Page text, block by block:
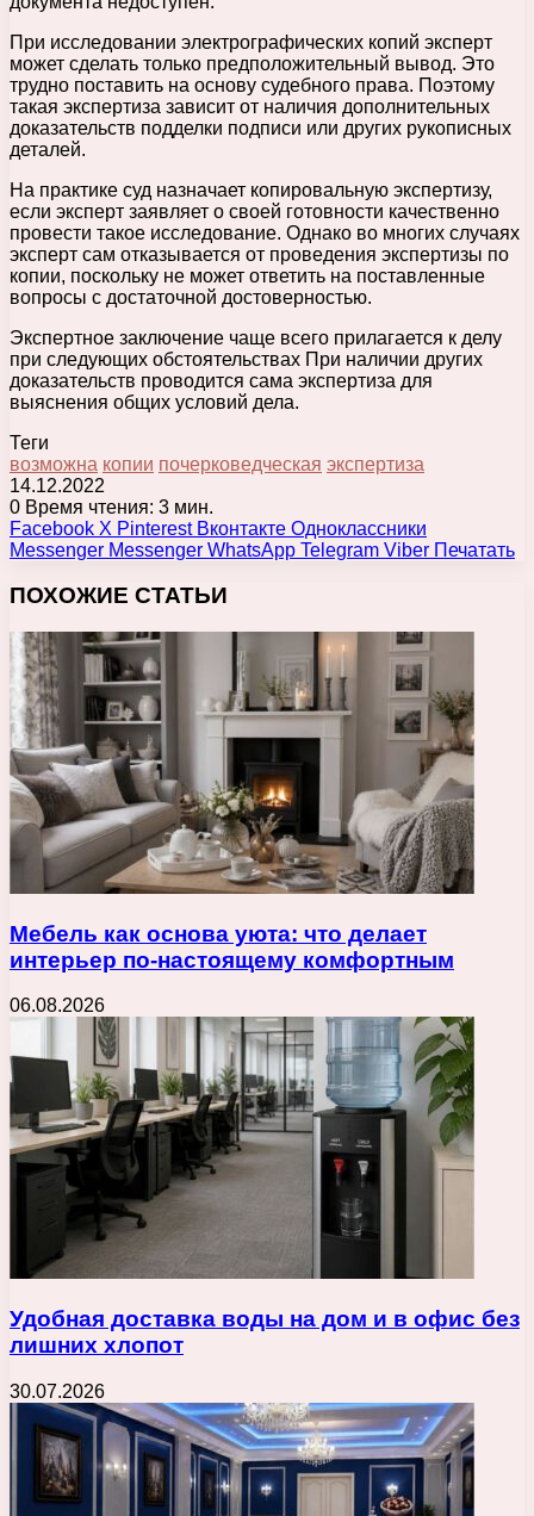
При исследовании электрографических копий эксперт
может сделать только предположительный вывод. Это
трудно поставить на основу судебного права. Поэтому
такая экспертиза зависит от наличия дополнительных
доказательств подделки подписи или других рукописных
деталей.
На практике суд назначает копировальную экспертизу,
если эксперт заявляет о своей готовности качественно
провести такое исследование. Однако во многих случаях
эксперт сам отказывается от проведения экспертизы по
копии, поскольку не может ответить на поставленные
вопросы с достаточной достоверностью.
Экспертное заключение чаще всего прилагается к делу
при следующих обстоятельствах При наличии других
доказательств проводится сама экспертиза для
выяснения общих условий дела.
Теги
возможна копии почерковедческая экспертиза
14.12.2022
0 Время чтения: 3 мин.
Facebook X Pinterest Вконтакте Одноклассники
Messenger Messenger WhatsApp Telegram Viber Печатать
ПОХОЖИЕ СТАТЬИ
Мебель как основа уюта: что делает
интерьер по-настоящему комфортным
06.08.2026
Удобная доставка воды на дом и в офис без
лишних хлопот
30.07.2026